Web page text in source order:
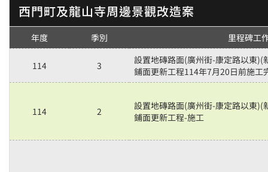
西門町及龍山寺周邊景觀改造案
年度 季別 里程碑工
114 3
設置地磚路面(廣州街-康定路以東
鋪面更新工程114年7月20日前施工
114 2
設置地磚路面(廣州街-康定路以東
鋪面更新工程-施工